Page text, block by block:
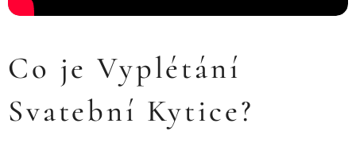
Co je Vyplétání
Svatební Kytice?